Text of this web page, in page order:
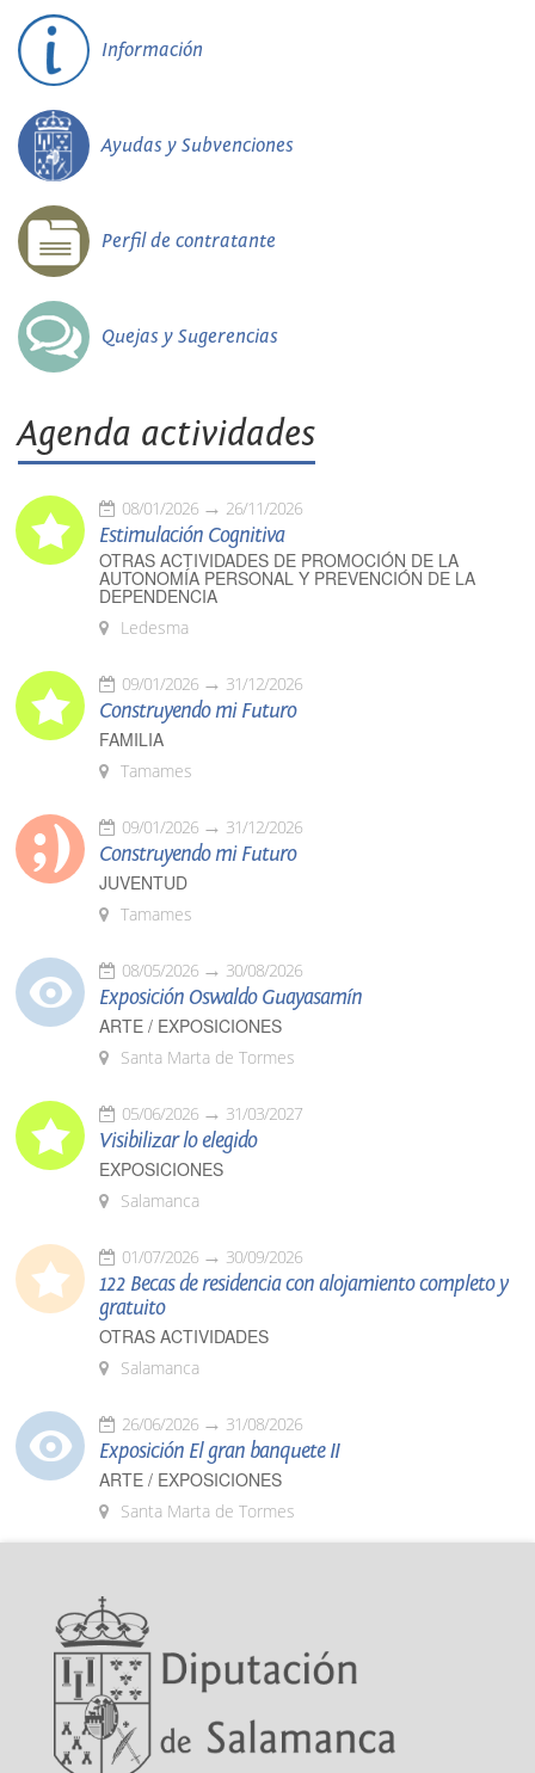
Información
Ayudas y Subvenciones
Perfil de contratante
Quejas y Sugerencias
Agenda actividades
08/01/2026 26/11/2026
Estimulación Cognitiva
OTRAS ACTIVIDADES DE PROMOCIÓN DE LA
AUTONOMÍA PERSONAL Y PREVENCIÓN DE LA
DEPENDENCIA
Ledesma
09/01/2026 31/12/2026
Construyendo mi Futuro
FAMILIA
Tamames
09/01/2026 31/12/2026
Construyendo mi Futuro
JUVENTUD
Tamames
08/05/2026 30/08/2026
Exposición Oswaldo Guayasamín
ARTE / EXPOSICIONES
Santa Marta de Tormes
05/06/2026 31/03/2027
Visibilizar lo elegido
EXPOSICIONES
Salamanca
01/07/2026 30/09/2026
122 Becas de residencia con alojamiento completo y
gratuito
OTRAS ACTIVIDADES
Salamanca
26/06/2026 31/08/2026
Exposición El gran banquete II
ARTE / EXPOSICIONES
Santa Marta de Tormes